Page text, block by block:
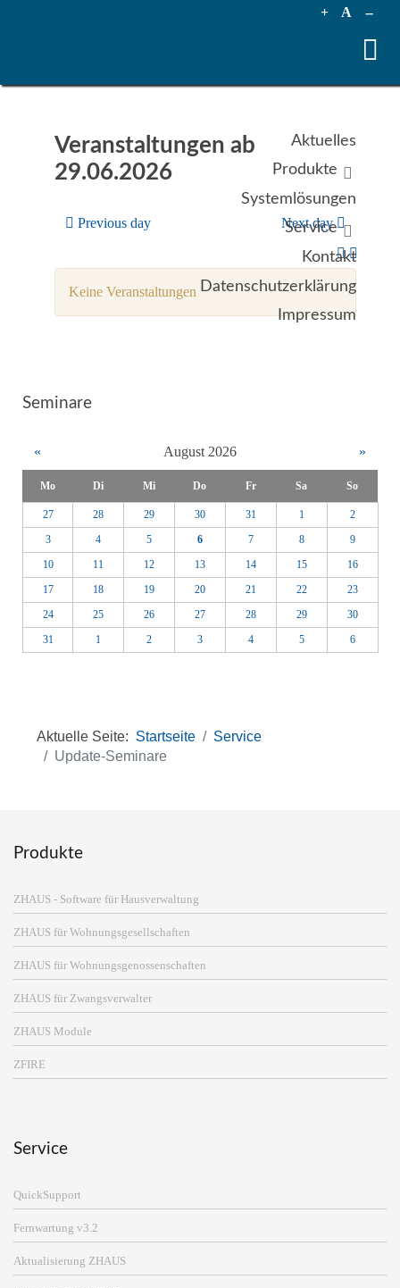
+ A --
Aktuelles
Produkte
Systemlösungen
Service
Kontakt
Datenschutzerklärung
Impressum
Veranstaltungen ab
29.06.2026
Previous day Next day
Keine Veranstaltungen
Seminare
« August 2026 »
Mo Di Mi Do Fr Sa So
27 28 29 30 31 1
2
3
4 5 6 7 8
9
10
11 12 13 14 15
16
17
18 19 20 21 22
23
24
25 26 27 28 29
30
31
1 2 3 4 5 6
Aktuelle Seite: Startseite
Service
Update-Seminare
Produkte
ZHAUS - Software für Hausverwaltung
ZHAUS für Wohnungsgesellschaften
ZHAUS für Wohnungsgenossenschaften
ZHAUS für Zwangsverwalter
ZHAUS Module
ZFIRE
Service
QuickSupport
Fernwartung v3.2
Aktualisierung ZHAUS